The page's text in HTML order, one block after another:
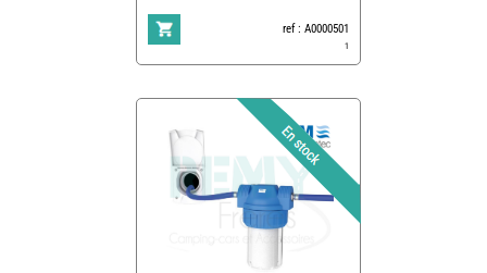
ref : A0000501
1